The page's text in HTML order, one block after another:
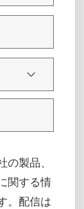
の製品、
関する情
。配信は